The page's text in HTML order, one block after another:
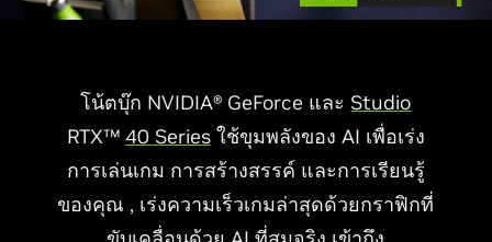
โน้ตบุ๊ก NVIDIA® GeForce และ Studio
RTX™ 40 Seriesใช้ขุมพลังของ AI เพื่อเร่ง
การเล่นเกม การสร้างสรรค์ และการเรียนรู้
ของคุณ , เร่งความเร็วเกมล่าสุดด้วยกราฟิกที่